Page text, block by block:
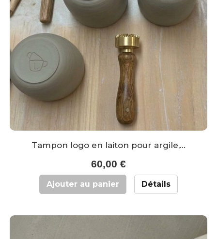
Tampon logo en laiton pour argile,...
60,00 €
Ajouter au panier Détails